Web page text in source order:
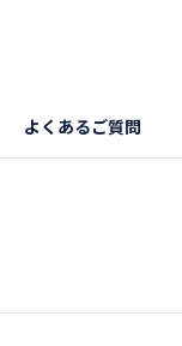
よくあるご質問